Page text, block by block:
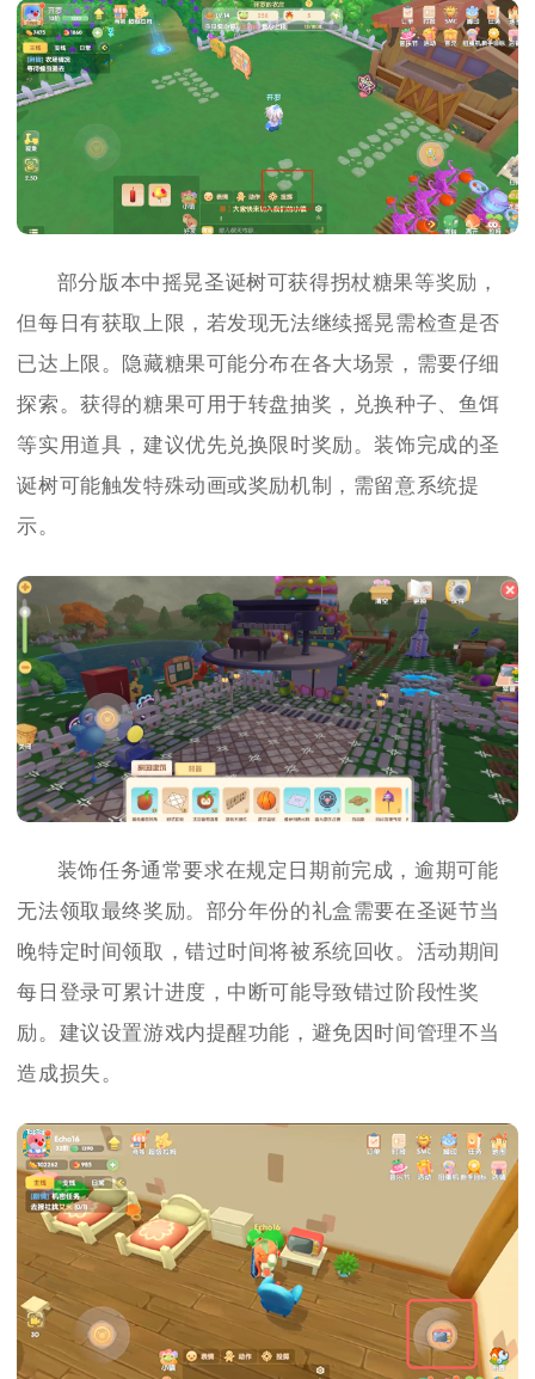
部分版本中摇晃圣诞树可获得拐杖糖果等奖励，
但每日有获取上限，若发现无法继续摇晃需检查是否
已达上限。隐藏糖果可能分布在各大场景，需要仔细
探索。获得的糖果可用于转盘抽奖，兑换种子、鱼饵
等实用道具，建议优先兑换限时奖励。装饰完成的圣
诞树可能触发特殊动画或奖励机制，需留意系统提
示。
装饰任务通常要求在规定日期前完成，逾期可能
无法领取最终奖励。部分年份的礼盒需要在圣诞节当
晚特定时间领取，错过时间将被系统回收。活动期间
每日登录可累计进度，中断可能导致错过阶段性奖
励。建议设置游戏内提醒功能，避免因时间管理不当
造成损失。